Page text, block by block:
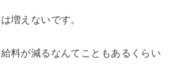
増えないです。
料が減るなんてこともあるくらい